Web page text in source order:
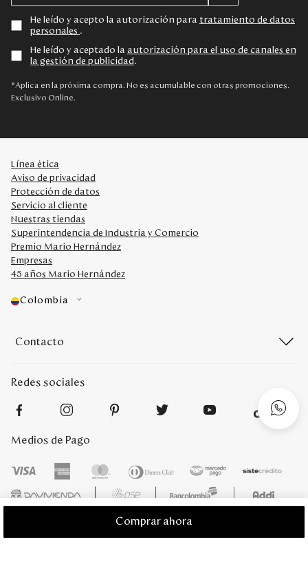
Comprar ahora
He leído y acepto la autorización para tratamiento de datos
personales .
He leído y aceptado la autorización para el uso de canales en
la gestión de publicidad .
*Aplica en la próxima compra. No es acumulable con otras promociones.
Exclusivo Online.
Línea ética
Aviso de privacidad
Protección de datos
Servicio al cliente
Nuestras tiendas
Superintendencia de Industria y Comercio
Premio Mario Hernández
Empresas
45 años Mario Hernández
Colombia
Contacto
Redes sociales
Medios de Pago
Mario Hernández 2022. Derechos reservados. Desarrollado por
Plataforma Vtex